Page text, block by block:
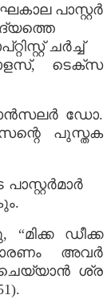
പാസ്റ്റർ
ചർച്ച്
ടെക്സ
ചാൻസലർ ഡോ.
പുസ്തക
ഡീക്ക
അവർ
ശ്ര